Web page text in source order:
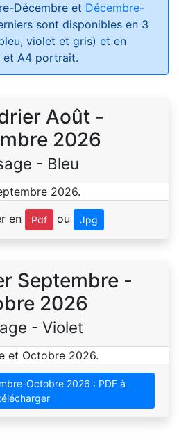
Décembre et Décembre-
sont disponibles en 3
violet et gris) et en
et A4 portrait.
Août -
2026
- Bleu
en Pdf ou Jpg
Septembre -
2026
- Violet
Octobre 2026 : PDF à